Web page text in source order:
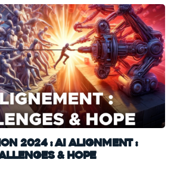
2024 : AI Alignment :
& Hope